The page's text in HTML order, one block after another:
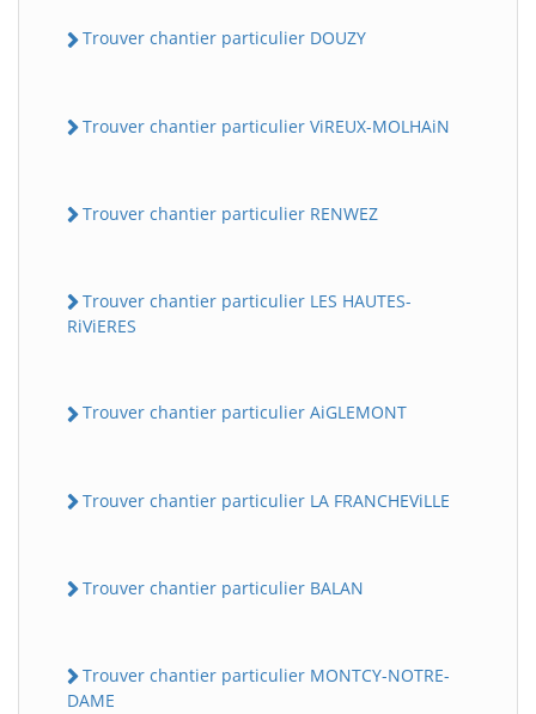
Trouver chantier particulier DOUZY
Trouver chantier particulier ViREUX-MOLHAiN
Trouver chantier particulier RENWEZ
Trouver chantier particulier LES HAUTES-
RiViERES
Trouver chantier particulier AiGLEMONT
Trouver chantier particulier LA FRANCHEViLLE
Trouver chantier particulier BALAN
Trouver chantier particulier MONTCY-NOTRE-
DAME